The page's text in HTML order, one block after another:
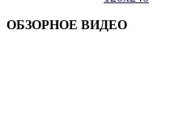
ОБЗОРНОЕ ВИДЕО